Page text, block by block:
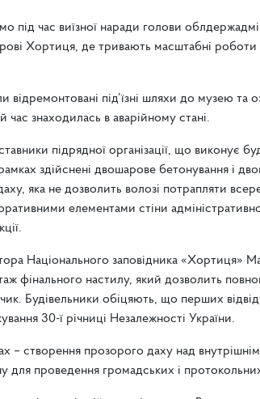
під час виїзної наради голови
Хортиця, де тривають масштабні
відремонтовані під’їзні шляхи до музею
час знаходилась в аварійному стані.
підрядної організації, що виконує
рамках здійснені двошарове бетонування і
яка не дозволить волозі потрапляти
елементами стіни
Національного заповідника «Хортиця»
фінального настилу, який дозволить
Будівельники обіцяють, що перших
30-ї річниці Незалежності України.
– створення прозорого даху над
для проведення громадських і